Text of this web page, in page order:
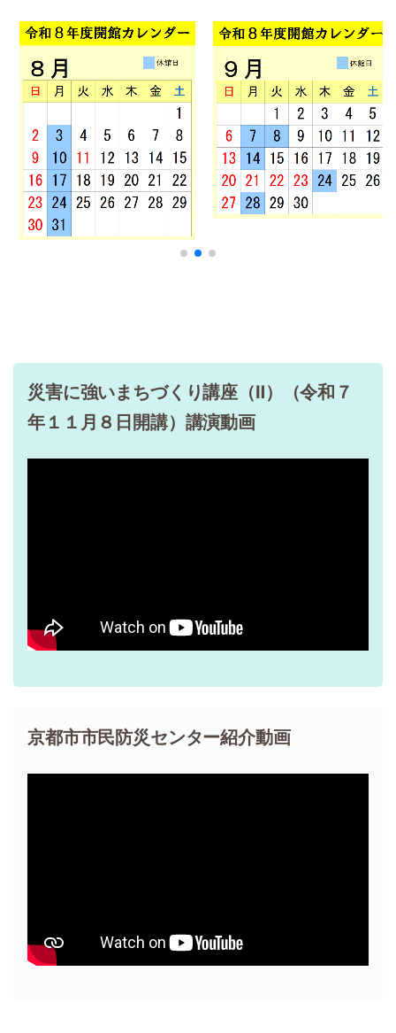
2026/05/25
小型家電等の回収ボックスを設置！！
お知らせ
2026/04/24
クーリングシェルターとして開放しています！！
お知らせ
2025/09/12
京都市市民防災センターの運営について
お知らせ
災害に強いまちづくり講座（Ⅱ）（令和７
年１１月８日開講）講演動画
京都市市民防災センター紹介動画